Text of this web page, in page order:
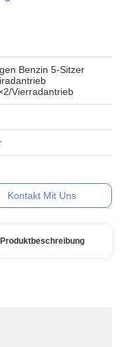
Benzin 5-Sitzer
Vierradantrieb
Kontakt Mit Uns
Produktbeschreibung